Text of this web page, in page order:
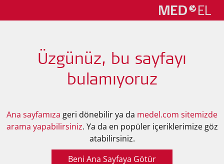
Üzgünüz, bu sayfayı
bulamıyoruz
Ana sayfamıza geri dönebilir ya da medel.com sitemizde
arama yapabilirsiniz. Ya da en popüler içeriklerimize göz
atabilirsiniz.
Beni Ana Sayfaya Götür